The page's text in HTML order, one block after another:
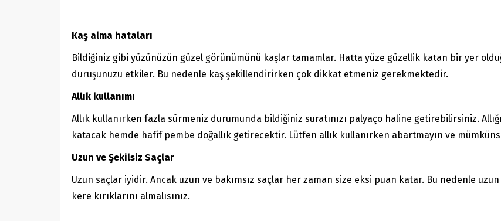
Kaş alma hataları
Bildiğiniz gibi yüzünüzün güzel görünümünü kaşlar tamamlar. Hatta yüze güzellik katan bir yer
duruşunuzu etkiler. Bu nedenle kaş şekillendirirken çok dikkat etmeniz gerekmektedir.
Allık kullanımı
Allık kullanırken fazla sürmeniz durumunda bildiğiniz suratınızı palyaço haline getirebilirsiniz.
katacak hemde hafif pembe doğallık getirecektir. Lütfen allık kullanırken abartmayın ve
Uzun ve Şekilsiz Saçlar
Uzun saçlar iyidir. Ancak uzun ve bakımsız saçlar her zaman size eksi puan katar. Bu nedenle
kere kırıklarını almalısınız.